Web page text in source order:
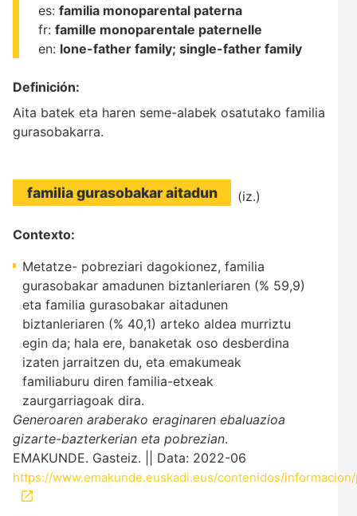
es: familia monoparental paterna
fr: famille monoparentale paternelle
en: lone-father family; single-father family
Definición:
Aita batek eta haren seme-alabek osatutako familia
gurasobakarra.
familia gurasobakar aitadun (iz.)
Contexto:
Metatze- pobreziari dagokionez, familia
gurasobakar amadunen biztanleriaren (% 59,9)
eta familia gurasobakar aitadunen
biztanleriaren (% 40,1) arteko aldea murriztu
egin da; hala ere, banaketak oso desberdina
izaten jarraitzen du, eta emakumeak
familiaburu diren familia-etxeak
zaurgarriagoak dira.
Generoaren araberako eraginaren ebaluazioa
gizarte-bazterkerian eta pobrezian.
EMAKUNDE. Gasteiz. || Data: 2022-06
https://www.emakunde.euskadi.eus/contenidos/